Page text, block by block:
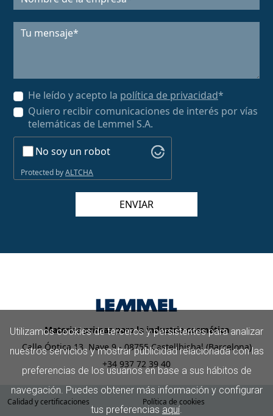
He leído y acepto la política de privacidad*
Quiero recibir comunicaciones de interés por vías
telemáticas de Lemmel S.A.
No soy un robot
Protected byALTCHA
ENVIAR
Materias primas para la industria cosmética
Calle Óptica 13, Nave 9 - 08755 Castellbisbal (Barcelona)
+34 937 72 39 40
Calidad y certificaciones Política de cookies
Utilizamos cookies de terceros y persistentes para analizar
nuestros servicios y mostrar publicidad relacionada con las
preferencias de los usuarios en base a sus hábitos de
navegación. Puedes obtener más información y configurar
tus preferencias aquí.